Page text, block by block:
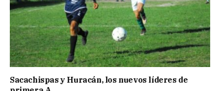
Sacachispas y Huracán, los nuevos líderes de